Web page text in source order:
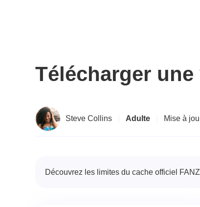
Télécharger
Steve Collins Adulte Mise à
Découvrez les limites du cache officiel